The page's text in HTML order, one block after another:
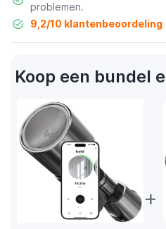
problemen.
9,2/10 klantenbeoordeling
Koop een bundel
+